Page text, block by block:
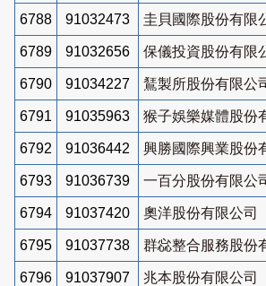
6788 91032473 圭貝國際股份有限
6789 91032656 保儀投資股份有限
6790 91034227 鵟製所股份有限公
6791 91035963 猴子娛樂媒體股份
6792 91036442 興勝國際興業股份
6793 91036739 一百分股份有限公
6794 91037420 奧洋股份有限公司
6795 91037738 群惢整合服務股份
6796 91037907 兆本股份有限公司